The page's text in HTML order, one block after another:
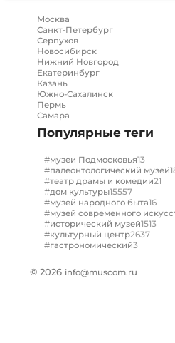
Москва
Санкт-Петербург
Серпухов
Новосибирск
Нижний Новгород
Екатеринбург
Казань
Южно-Сахалинск
Пермь
Самара
Популярные теги
#музеи Подмосковья13
#палеонтологический музей
#театр драмы и комедии21
#дом культуры15557
#музей народного быта16
#музей современного
#исторический музей1513
#культурный центр2637
#гастрономический3
© 2026 info@muscom.ru